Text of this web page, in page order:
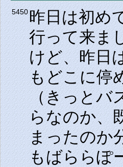
5450昨日は初め
行って来ま
けど、昨日
もどこに停
（きっとバ
らなのか、
まったのか
もばららぽ